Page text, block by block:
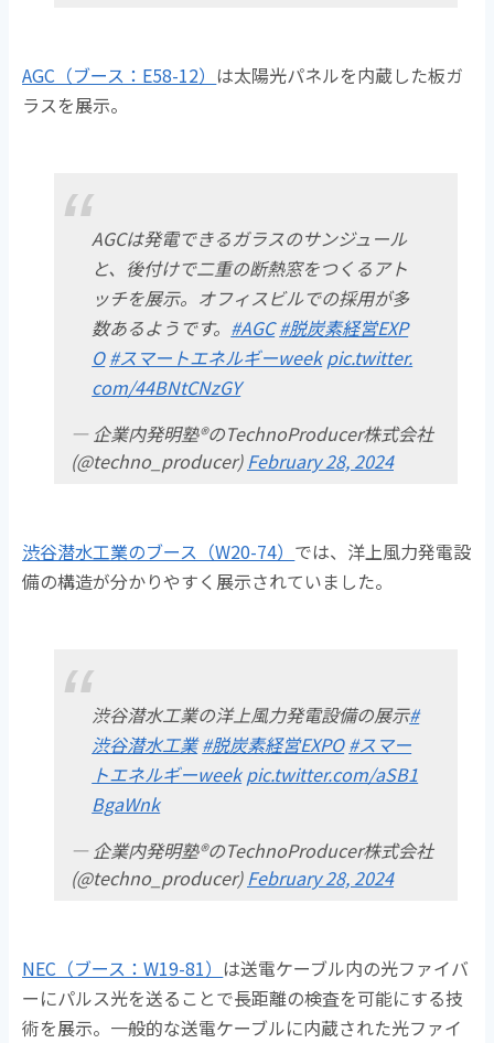
AGC（ブース：E58-12） は太陽光パネルを内蔵した板ガ
ラスを展示。
AGCは発電できるガラスのサンジュール
と、後付けで二重の断熱窓をつくるアト
ッチを展示。オフィスビルでの採用が多
数あるようです。 #AGC #脱炭素経営EXP
O #スマートエネルギーweek pic.twitter.
com/44BNtCNzGY
— 企業内発明塾®のTechnoProducer株式会社
(@techno_producer)February 28, 2024
渋谷潜水工業のブース（W20-74） では、洋上風力発電設
備の構造が分かりやすく展示されていました。
渋谷潜水工業の洋上風力発電設備の展示#
渋谷潜水工業 #脱炭素経営EXPO #スマー
トエネルギーweek pic.twitter.com/aSB1
BgaWnk
— 企業内発明塾®のTechnoProducer株式会社
(@techno_producer)February 28, 2024
NEC（ブース：W19-81） は送電ケーブル内の光ファイバ
ーにパルス光を送ることで長距離の検査を可能にする技
術を展示。一般的な送電ケーブルに内蔵された光ファイ